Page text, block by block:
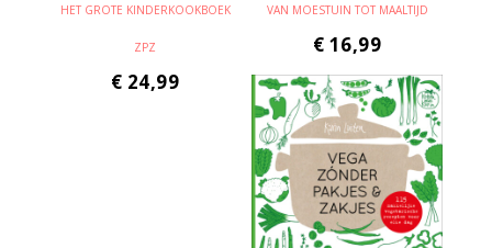
HET GROTE KINDERKOOKBOEK
ZPZ
€ 24,99
VAN MOESTUIN TOT MAALTIJD
€ 16,99